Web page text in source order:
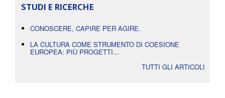
STUDI E RICERCHE
CONOSCERE, CAPIRE PER AGIRE.
LA CULTURA COME STRUMENTO DI COESIONE
EUROPEA: PIÙ PROGETTI...
TUTTI GLI ARTICOLI